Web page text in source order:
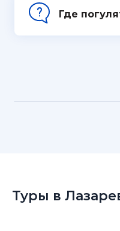
Где
Туры в